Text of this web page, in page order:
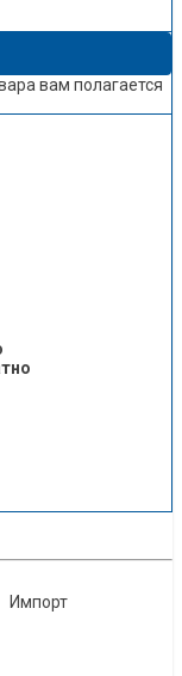
вам полагается
Импорт